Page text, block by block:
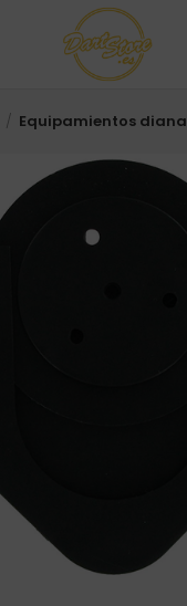
Equipamientos diana